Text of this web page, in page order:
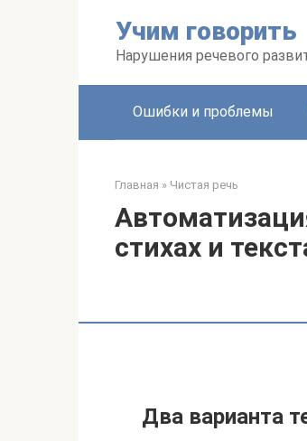
Учим говорить
Нарушения речевого
Ошибки и проблемы
Главная » Чистая речь
стихах и
Два варианта